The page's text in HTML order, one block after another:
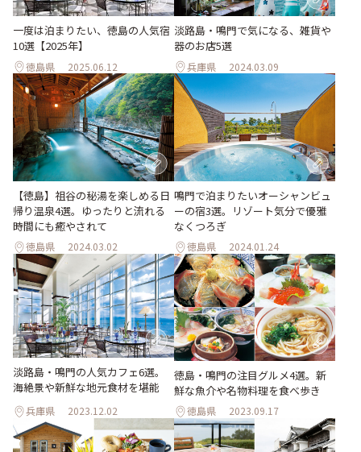
一度は泊まりたい、徳島の人気宿
10選【2025年】
徳島県 2025.06.12
淡路島・鳴門で気になる、雑貨や
器のお店5選
兵庫県 2024.03.09
【徳島】祖谷の秘湯を楽しめる日
帰り温泉4選。ゆったりと流れる
時間にも癒やされて
徳島県 2024.03.02
鳴門で泊まりたいオーシャンビュ
ーの宿3選。リゾート気分で優雅
なくつろぎ
徳島県 2024.01.24
淡路島・鳴門の人気カフェ6選。
海絶景や新鮮な地元食材を堪能
兵庫県 2023.12.02
徳島・鳴門の注目グルメ4選。新
鮮な魚介や名物料理を食べ歩き
徳島県 2023.09.17